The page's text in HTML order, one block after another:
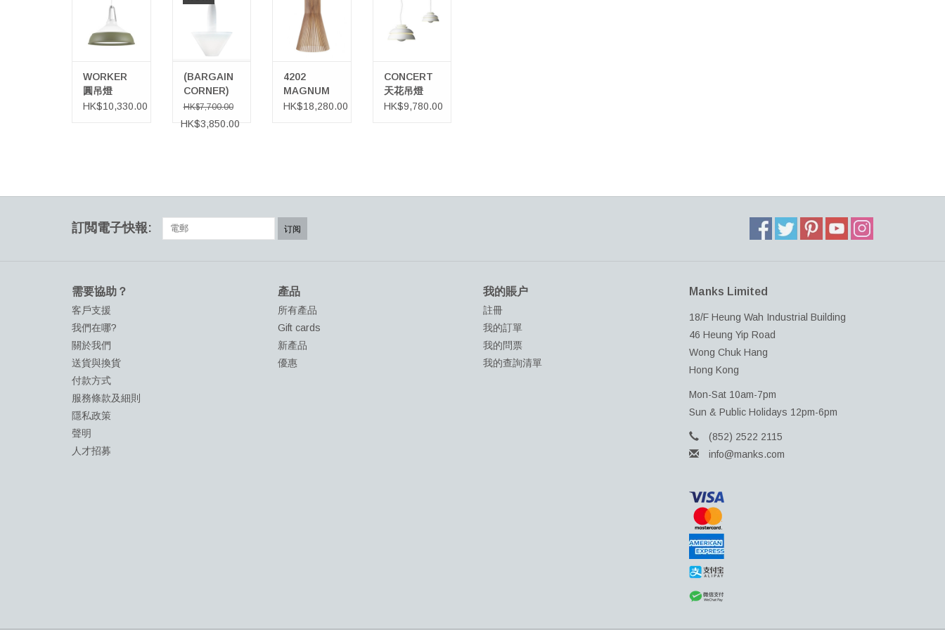
加入購物車
WORKER
圓吊燈
HK$10,330.00
(BARGAIN
CORNER)
BONHEUR
SOSPENSIONE
吊灯，中性
HK$7,700.00
HK$3,850.00
加入購物車
4202
MAGNUM
天花吊燈
HK$18,280.00
CONCERT
天花吊燈
HK$9,780.00
訂閲電子快報: 订阅
需要協助？
客戶支援
我們在哪?
關於我們
送貨與換貨
付款方式
服務條款及細則
隱私政策
聲明
人才招募
產品
所有產品
Gift cards
新產品
優惠
我的賬户
註冊
我的訂單
我的問票
我的查詢清單
Manks Limited
18/F Heung Wah Industrial Building
46 Heung Yip Road
Wong Chuk Hang
Hong Kong
Mon-Sat 10am-7pm
Sun & Public Holidays 12pm-6pm
(852) 2522 2115
info@manks.com